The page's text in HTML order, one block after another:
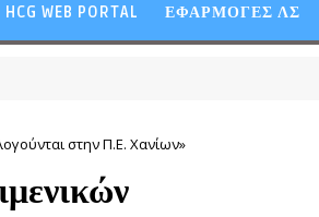
HCG WEB PORTAL ΕΦΑΡΜΟΓΕΣ ΛΣ
στην Π.Ε. Χανίων»